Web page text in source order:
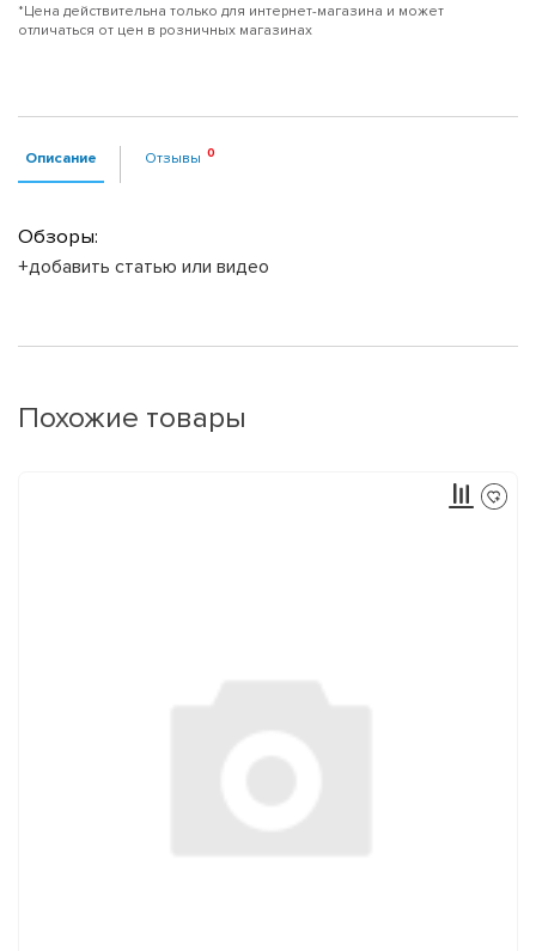
*Цена действительна только для интернет-магазина и может
отличаться от цен в розничных магазинах
Описание Отзывы
Обзоры:
+добавить статью или видео
Похожие товары